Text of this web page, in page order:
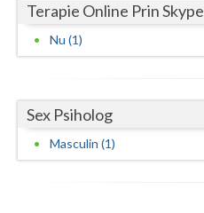
Suceava
Timis
Tulcea
Terapie Online Prin Skype
Nu (1)
Sex Psiholog
Masculin (1)